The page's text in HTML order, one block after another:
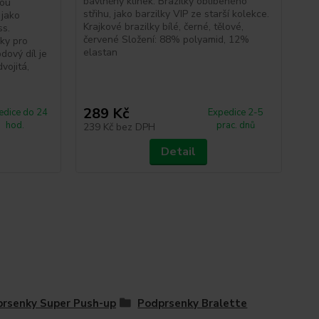
pro
díl je
do 24
hod.
střihu, jako barzilky VIP ze starší kolekce.
Krajkové brazilky bílé, černé, tělové,
červené Složení: 88% polyamid, 12%
elastan
289 Kč
239 Kč bez DPH
Expedice 2-5
prac. dnů
Detail
Super Push-up Podprsenky Bralette